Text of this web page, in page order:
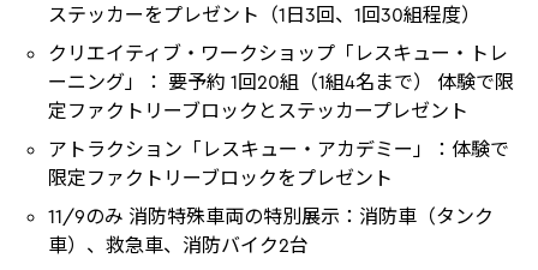
ステッカーをプレゼント（1日3回、1回30組程度）
クリエイティブ・ワークショップ「レスキュー・トレ
ーニング」： 要予約 1回20組（1組4名まで） 体験で限
定ファクトリーブロックとステッカープレゼント
アトラクション「レスキュー・アカデミー」：体験で
限定ファクトリーブロックをプレゼント
11/9のみ 消防特殊車両の特別展示：消防車（タンク
車）、救急車、消防バイク2台